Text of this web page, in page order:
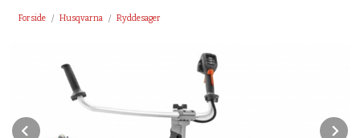
Forside Husqvarna Ryddesager
Prev